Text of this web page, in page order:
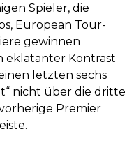
Spieler, die
European Tour-
gewinnen
eklatanter Kontrast
letzten sechs
nicht über die dritte
Premier